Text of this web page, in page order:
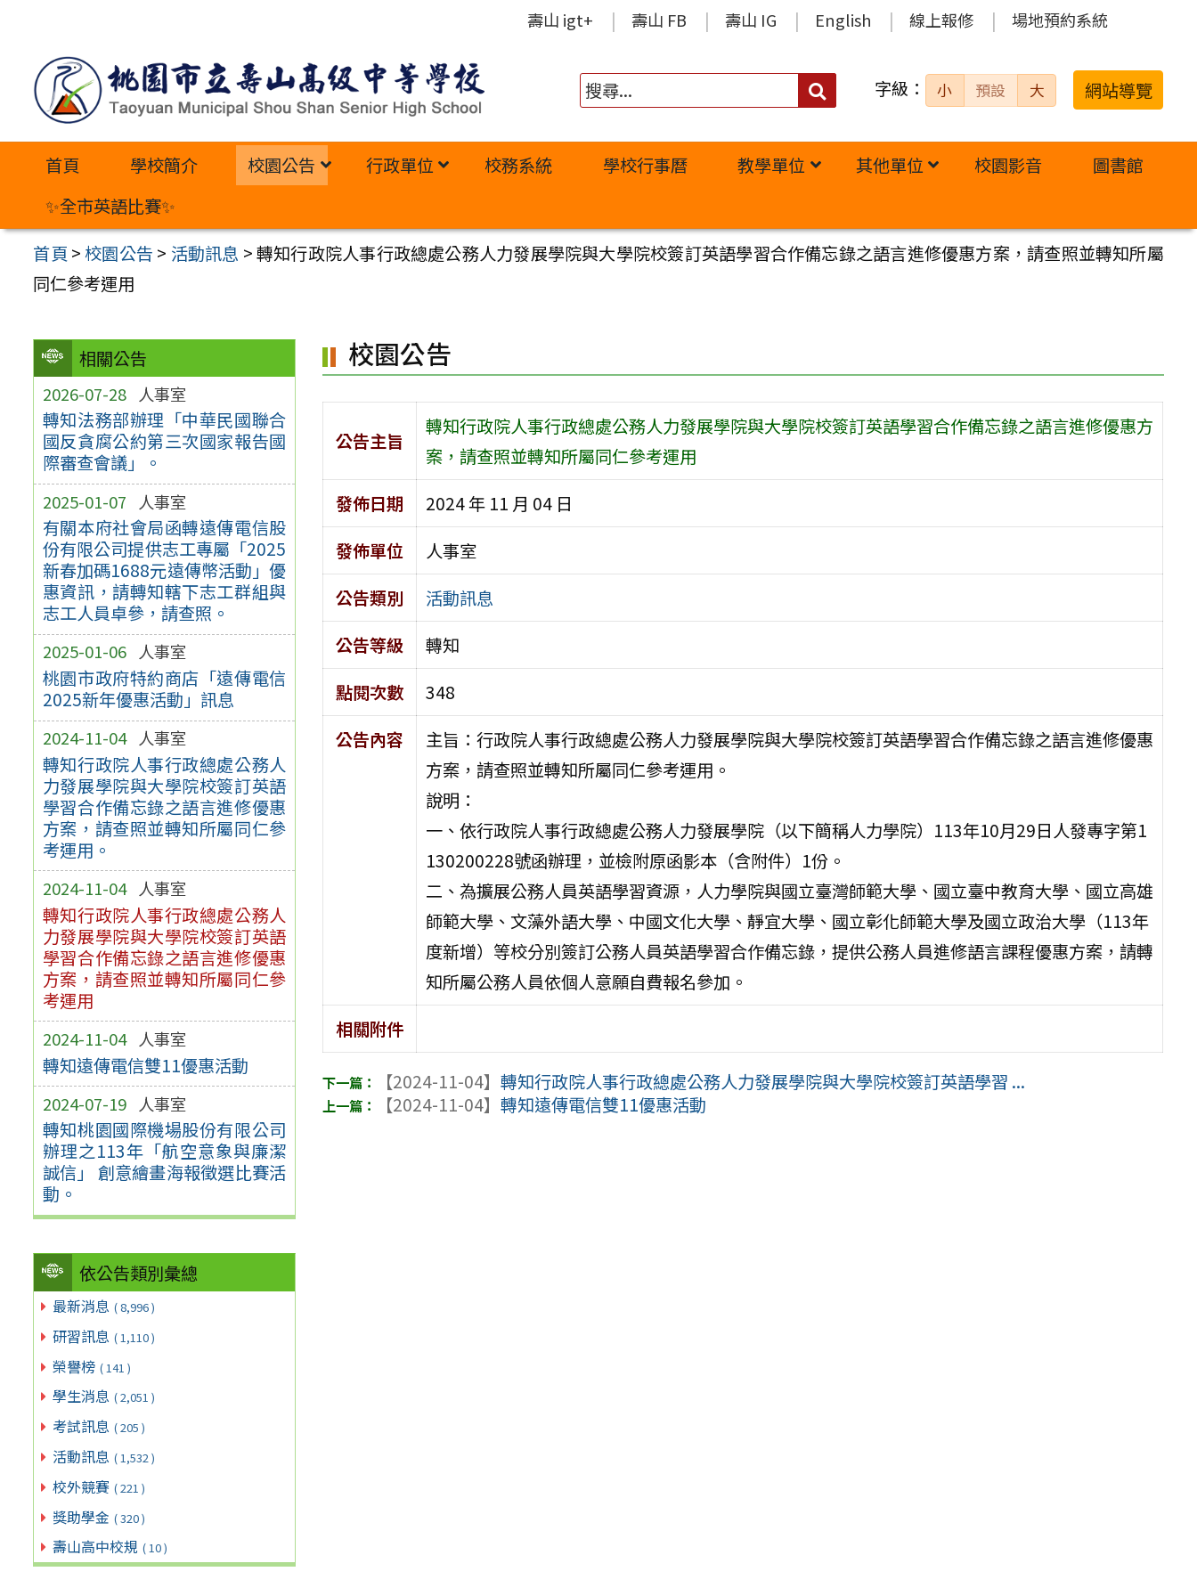
內
壽山 igt+ 壽山 FB 壽山 IG English 線上報修 場地預約系統
搜
字級： 小 預設 大 網站導覽
首頁 學校簡介 校園公告 行政單位 校務系統 學校行事曆 教學單位 其他單位 校園影音
圖書館
✨全市英語比賽✨
首頁 >校園公告 > 活動訊息 >轉知行政院人事行政總處公務人力發展學院與大學院校簽訂英語學習合作備忘錄之語言進修優惠方案，請查照並轉知所屬
同仁參考運用
相關公告
2026-07-28 人事室
轉知法務部辦理「中華民國聯合
國反貪腐公約第三次國家報告國
際審查會議」。
2025-01-07 人事室
有關本府社會局函轉遠傳電信股
份有限公司提供志工專屬「2025
新春加碼1688元遠傳幣活動」優
惠資訊，請轉知轄下志工群組與
志工人員卓參，請查照。
2025-01-06 人事室
桃園市政府特約商店「遠傳電信
2025新年優惠活動」訊息
2024-11-04 人事室
轉知行政院人事行政總處公務人
力發展學院與大學院校簽訂英語
學習合作備忘錄之語言進修優惠
方案，請查照並轉知所屬同仁參
考運用。
2024-11-04 人事室
轉知行政院人事行政總處公務人
力發展學院與大學院校簽訂英語
學習合作備忘錄之語言進修優惠
方案，請查照並轉知所屬同仁參
考運用
2024-11-04 人事室
轉知遠傳電信雙11優惠活動
2024-07-19 人事室
轉知桃園國際機場股份有限公司
辦理之113年「航空意象與廉潔
誠信」 創意繪畫海報徵選比賽活
動。
依公告類別彙總
最新消息 ( 8,996 )
研習訊息 ( 1,110 )
榮譽榜 ( 141 )
學生消息 ( 2,051 )
考試訊息 ( 205 )
活動訊息 ( 1,532 )
校外競賽 ( 221 )
獎助學金 ( 320 )
壽山高中校規 ( 10 )
校園公告
公告主旨
轉知行政院人事行政總處公務人力發展學院與大學院校簽訂英語學習合作備忘錄之語言進修優惠方
案，請查照並轉知所屬同仁參考運用
發佈日期
2024 年 11 月 04 日
發佈單位
人事室
公告類別
活動訊息
公告等級
轉知
點閱次數
348
公告內容
主旨：行政院人事行政總處公務人力發展學院與大學院校簽訂英語學習合作備忘錄之語言進修優惠
方案，請查照並轉知所屬同仁參考運用。
說明：
一、依行政院人事行政總處公務人力發展學院（以下簡稱人力學院）113年10月29日人發專字第1
130200228號函辦理，並檢附原函影本（含附件）1份。
二、為擴展公務人員英語學習資源，人力學院與國立臺灣師範大學、國立臺中教育大學、國立高雄
師範大學、文藻外語大學、中國文化大學、靜宜大學、國立彰化師範大學及國立政治大學（113年
度新增）等校分別簽訂公務人員英語學習合作備忘錄，提供公務人員進修語言課程優惠方案，請轉
知所屬公務人員依個人意願自費報名參加。
相關附件
【2024-11-04】轉知行政院人事行政總處公務人力發展學院與大學院校簽訂英語學習 ...
【2024-11-04】轉知遠傳電信雙11優惠活動